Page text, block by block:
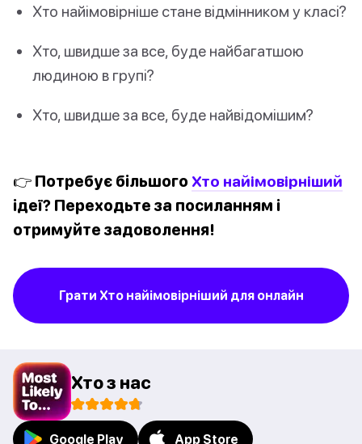
Хто найімовірніше стане відмінником у класі?
Хто, швидше за все, буде найбагатшою
людиною в групі?
Хто, швидше за все, буде найвідомішим?
👉 Потребує більшого Хто найімовірніший
ідеї? Переходьте за посиланням і
отримуйте задоволення!
Грати Хто найімовірніший для онлайн
Хто з нас
Google Play App Store